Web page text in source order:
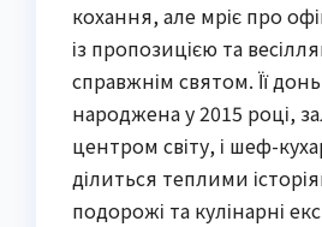
кохання, але мріє про
із пропозицією та
справжнім святом. Її
народжена у 2015 році,
центром світу, і шеф-
ділиться теплими
подорожі та кулінарні